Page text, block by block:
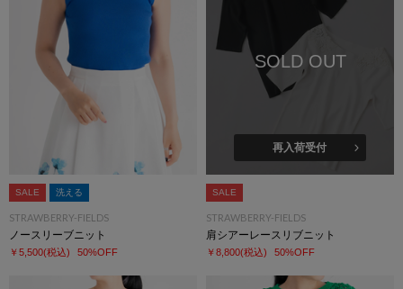
SALE 洗える
STRAWBERRY-FIELDS
ノースリーブニット
￥5,500(税込) 50%OFF
SOLD OUT
再入荷受付
SALE
STRAWBERRY-FIELDS
肩シアーレースリブニット
￥8,800(税込) 50%OFF